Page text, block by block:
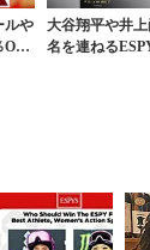
ルや
大谷翔平や井上
名を連ねる
ノア・エリオ